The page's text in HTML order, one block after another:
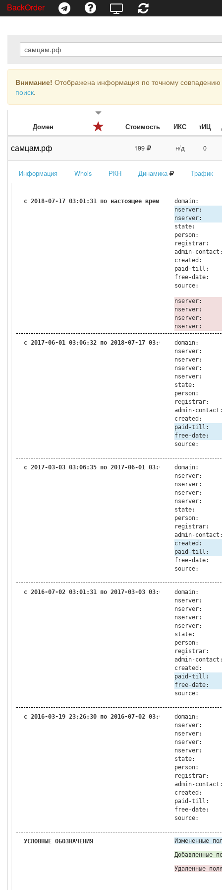
BackOrder
Внимание! Отображена информация по точному
поиск.
Домен Стоимость ИКС тИЦ
самцам.рф 199 н/д 0
Информация Whois РКН Динамика Трафик
с 2018-07-17 03:01:31 по настоящее время
domain:
nserver:
nserver:
state:
person:
registrar:
admin-
created:
paid-till:
free-date:
source:
nserver:
nserver:
nserver:
nserver:
с 2017-06-01 03:06:32 по 2018-07-17 03:01:31domain:
nserver:
nserver:
nserver:
nserver:
state:
person:
registrar:
admin-
created:
paid-till:
free-date:
source:
с 2017-03-03 03:06:35 по 2017-06-01 03:06:32domain:
nserver:
nserver:
nserver:
nserver:
state:
person:
registrar:
admin-
created:
paid-till:
free-date:
source:
с 2016-07-02 03:01:31 по 2017-03-03 03:06:35domain:
nserver:
nserver:
nserver:
nserver:
state:
person:
registrar:
admin-
created:
paid-till:
free-date:
source:
с 2016-03-19 23:26:30 по 2016-07-02 03:01:31domain:
nserver:
nserver:
nserver:
nserver:
state:
person:
registrar:
admin-
created:
paid-till:
free-date:
source:
УСЛОВНЫЕ ОБОЗНАЧЕНИЯ
Измененные
Добавленные
Удаленные